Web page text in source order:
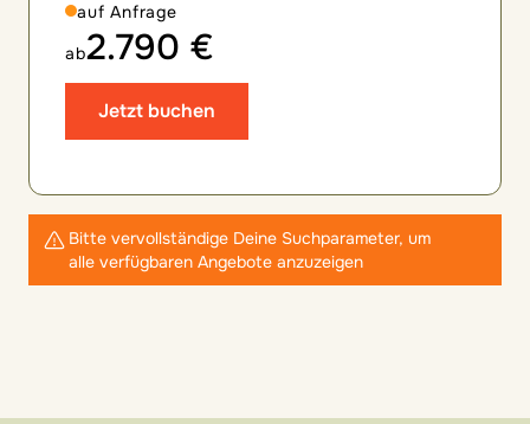
auf Anfrage
ab2.790 €
Jetzt buchen
Bitte vervollständige Deine Suchparameter, um
alle verfügbaren Angebote anzuzeigen